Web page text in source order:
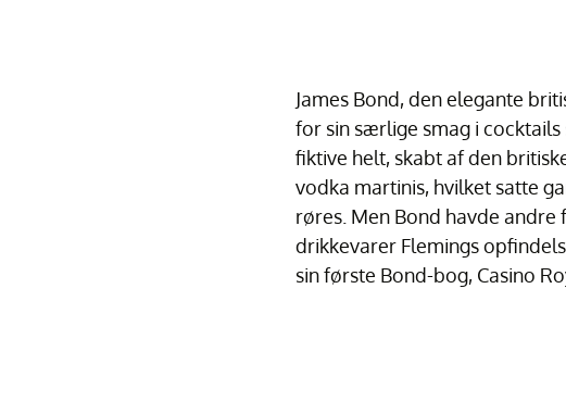
James Bond, den elegante
for sin særlige smag i cocktails
fiktive helt, skabt af den
vodka martinis, hvilket satte
røres. Men Bond havde
drikkevarer Flemings
sin første Bond-bog, Casino